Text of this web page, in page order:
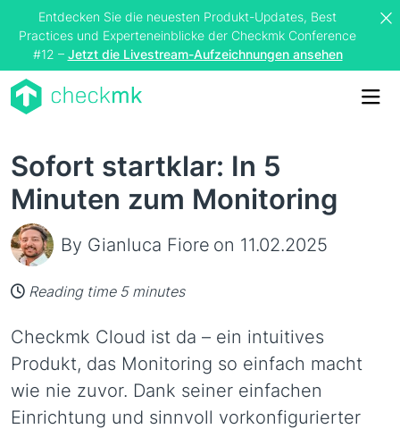
Entdecken Sie die neuesten Produkt-Updates, Best
Practices und Experteneinblicke der Checkmk Conference
#12 – Jetzt die Livestream-Aufzeichnungen ansehen
Sofort startklar: In 5
Minuten zum Monitoring
By Gianluca Fiore on 11.02.2025
Reading time 5 minutes
Checkmk Cloud ist da – ein intuitives
Produkt, das Monitoring so einfach macht
wie nie zuvor. Dank seiner einfachen
Einrichtung und sinnvoll vorkonfigurierter